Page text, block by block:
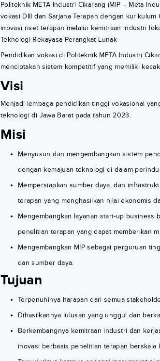
Politeknik META Industri Cikarang (MIP – Meta
vokasi DIII dan Sarjana Terapan dengan
inovasi riset terapan melalui kemitraan industri
Teknologi Rekayasa Perangkat Lunak
Pendidikan vokasi di Politeknik META Industri
menciptakan sistem kompetitif yang memiliki
Visi
Menjadi lembaga pendidikan tinggi vokasional
teknologi di Jawa Barat pada tahun 2023.
Misi
Menyusun dan mengembangkan sistem
dengan kemajuan teknologi di dalam
Mempersiapkan sumber daya, dan
terapan yang menghasilkan nilai ekonomis
Mengembangkan layanan start-up business
penelitian terapan yang dapat memberikan
Mengembangkan MIP sebagai perguruan
dan sumber daya.
Tujuan
Terpenuhinya harapan dari semua
Dihasilkannya lulusan yang unggul dan
Berkembangnya kemitraan industri dan
inovasi berbasis penelitian terapan berskala